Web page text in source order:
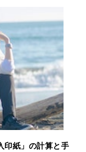
印紙」の計算と手